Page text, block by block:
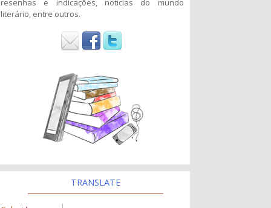
literário, entre outros.
TRANSLATE